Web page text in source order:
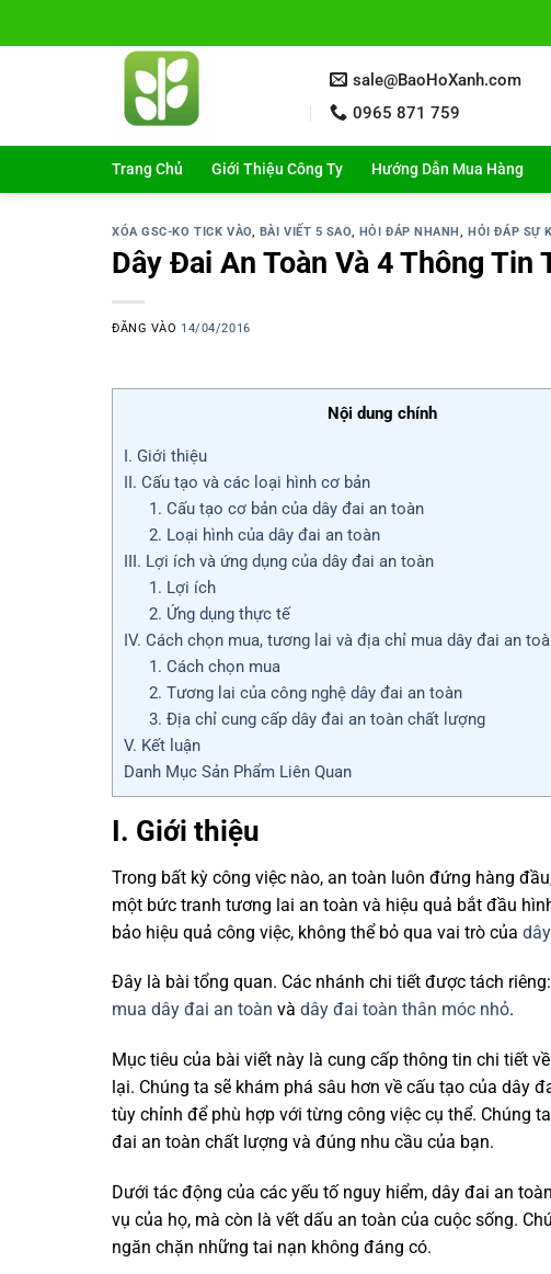
sale@BaoHoXanh.com
0965 871 759
Trang Chủ Giới Thiệu Công Ty Hướng Dẫn Mua Hàng
XÓA GSC-KO TICK VÀO, BÀI VIẾT 5 SAO, HỎI ĐÁP NHANH,HỎI ĐÁP SỰ
Dây Đai An Toàn Và 4 Thông Tin
ĐĂNG VÀO 14/04/2016
Nội dung chính
I. Giới thiệu
II. Cấu tạo và các loại hình cơ bản
1. Cấu tạo cơ bản của dây đai an toàn
2. Loại hình của dây đai an toàn
III. Lợi ích và ứng dụng của dây đai an toàn
1. Lợi ích
2. Ứng dụng thực tế
IV. Cách chọn mua, tương lai và địa chỉ mua dây đai an
1. Cách chọn mua
2. Tương lai của công nghệ dây đai an toàn
3. Địa chỉ cung cấp dây đai an toàn chất lượng
V. Kết luận
Danh Mục Sản Phẩm Liên Quan
I. Giới thiệu
Trong bất kỳ công việc nào, an toàn luôn đứng hàng
một bức tranh tương lai an toàn và hiệu quả bắt đầu
bảo hiệu quả công việc, không thể bỏ qua vai trò của
Đây là bài tổng quan. Các nhánh chi tiết được tách riêng:
mua dây đai an toàn và dây đai toàn thân móc nhỏ.
Mục tiêu của bài viết này là cung cấp thông tin chi tiết
lại. Chúng ta sẽ khám phá sâu hơn về cấu tạo của dây
tùy chỉnh để phù hợp với từng công việc cụ thể. Chúng
đai an toàn chất lượng và đúng nhu cầu của bạn.
Dưới tác động của các yếu tố nguy hiểm, dây đai an
vụ của họ, mà còn là vết dấu an toàn của cuộc sống.
ngăn chặn những tai nạn không đáng có.